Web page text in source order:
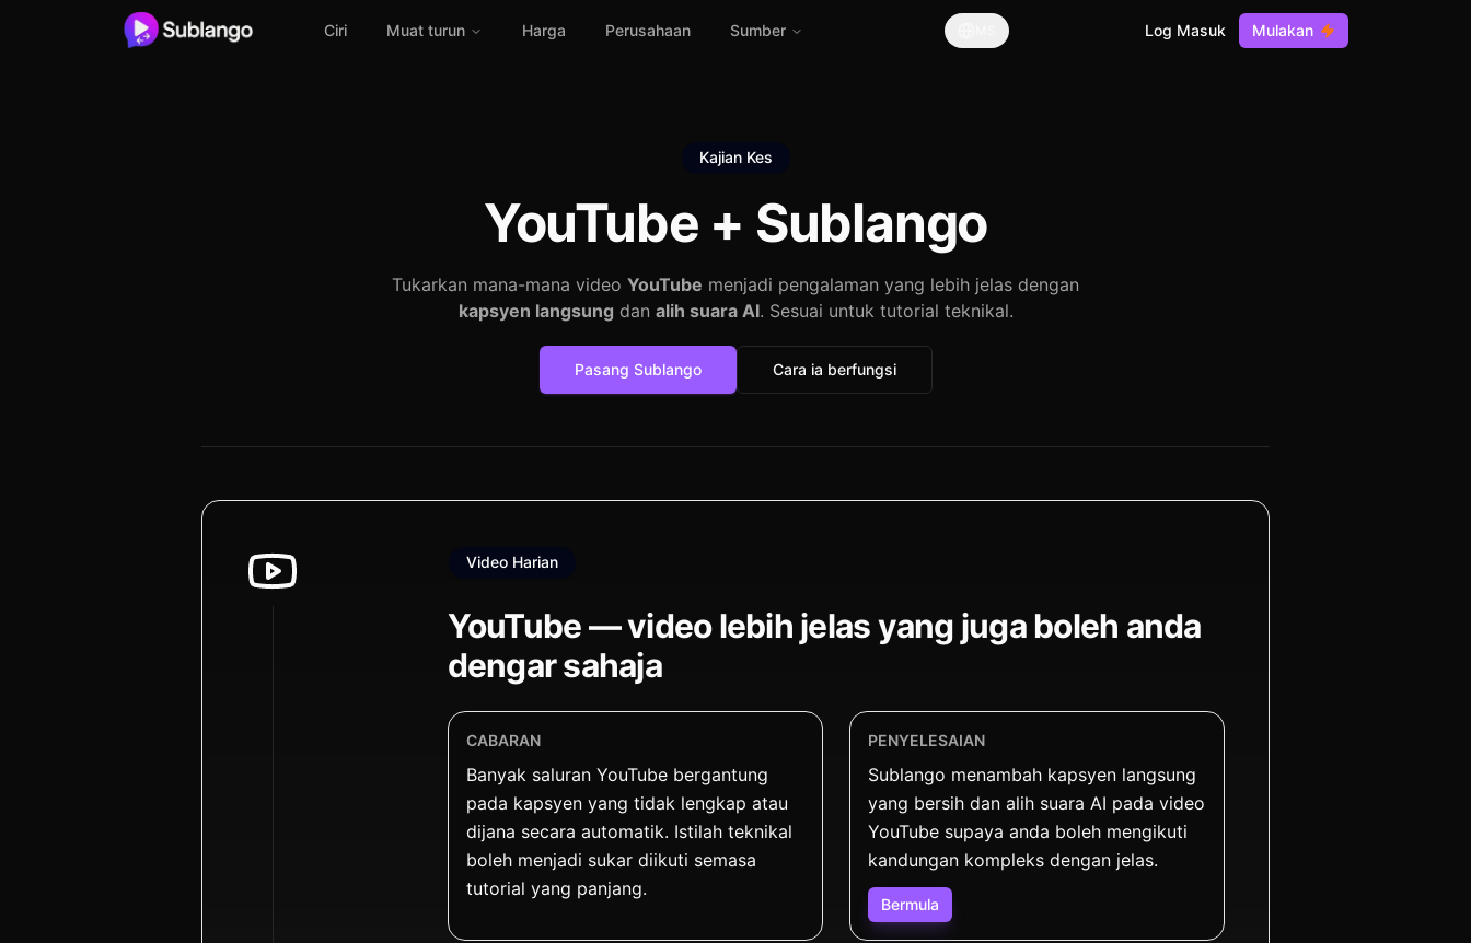
Ciri Muat turun Harga Perusahaan Sumber Log Masuk Mulakan
Kajian Kes
YouTube + Sublango
Tukarkan mana-mana video YouTube menjadi pengalaman yang lebih jelas dengan
kapsyen langsung dan alih suara AI. Sesuai untuk tutorial teknikal.
Pasang Sublango Cara ia berfungsi
Video Harian
YouTube — video lebih jelas yang juga boleh anda
dengar sahaja
CABARAN
Banyak saluran YouTube bergantung
pada kapsyen yang tidak lengkap atau
dijana secara automatik. Istilah teknikal
boleh menjadi sukar diikuti semasa
tutorial yang panjang.
PENYELESAIAN
Sublango menambah kapsyen langsung
yang bersih dan alih suara AI pada video
YouTube supaya anda boleh mengikuti
kandungan kompleks dengan jelas.
Bermula